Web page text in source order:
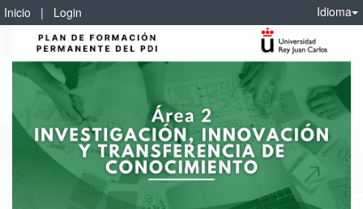
Inicio | Login Idioma